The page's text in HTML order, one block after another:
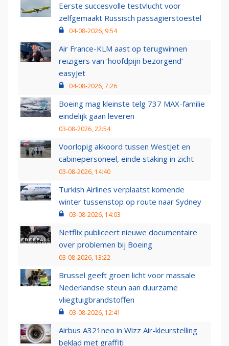
Eerste succesvolle testvlucht voor
zelfgemaakt Russisch passagierstoestel
04-08-2026, 9:54
Air France-KLM aast op terugwinnen
reizigers van ‘hoofdpijn bezorgend’
easyJet
04-08-2026, 7:26
Boeing mag kleinste telg 737 MAX-familie
eindelijk gaan leveren
03-08-2026, 22:54
Voorlopig akkoord tussen WestJet en
cabinepersoneel, einde staking in zicht
03-08-2026, 14:40
Turkish Airlines verplaatst komende
winter tussenstop op route naar Sydney
03-08-2026, 14:03
Netflix publiceert nieuwe documentaire
over problemen bij Boeing
03-08-2026, 13:22
Brussel geeft groen licht voor massale
Nederlandse steun aan duurzame
vliegtuigbrandstoffen
03-08-2026, 12:41
Airbus A321neo in Wizz Air-kleurstelling
beklad met graffiti